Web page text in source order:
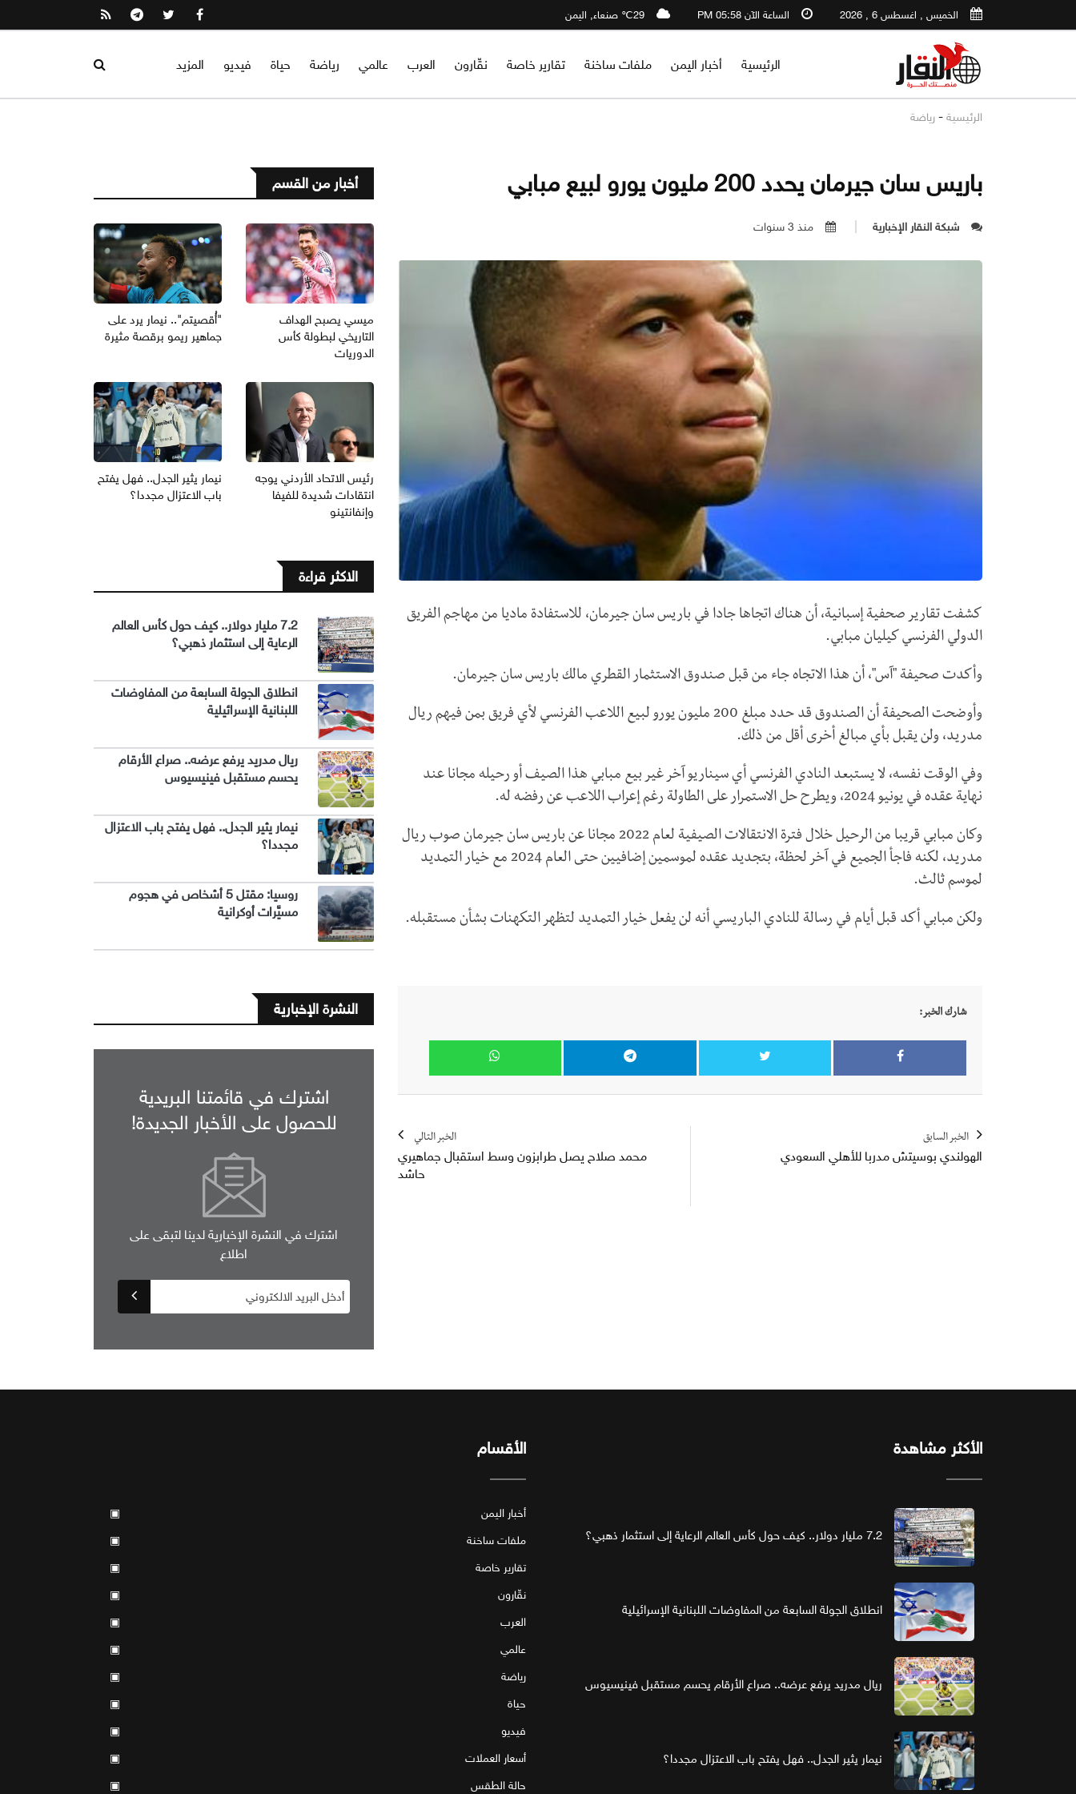
الخميس , اغسطس 6 , 2026 الساعة الآن 05:58 PM 29℃ صنعاء, اليمن
الرئيسية أخبار اليمن ملفات ساخنة تقارير خاصة نقّارون العرب عالمي رياضة حياة فيديو المزيد
الرئيسية - رياضة
باريس سان جيرمان يحدد 200 مليون يورو لبيع مبابي
شبكة النقار الإخبارية منذ 3 سنوات
كشفت تقارير صحفية إسبانية، أن هناك اتجاها جادا في باريس سان جيرمان، للاستفادة ماديا من مهاجم الفريق
الدولي الفرنسي كيليان مبابي.
وأكدت صحيفة "آس"، أن هذا الاتجاه جاء من قبل صندوق الاستثمار القطري مالك باريس سان جيرمان.
وأوضحت الصحيفة أن الصندوق قد حدد مبلغ 200 مليون يورو لبيع اللاعب الفرنسي لأي فريق بمن فيهم ريال
مدريد، ولن يقبل بأي مبالغ أخرى أقل من ذلك.
وفي الوقت نفسه، لا يستبعد النادي الفرنسي أي سيناريو آخر غير بيع مبابي هذا الصيف أو رحيله مجانا عند
نهاية عقده في يونيو 2024، ويطرح حل الاستمرار على الطاولة رغم إعراب اللاعب عن رفضه له.
وكان مبابي قريبا من الرحيل خلال فترة الانتقالات الصيفية لعام 2022 مجانا عن باريس سان جيرمان صوب ريال
مدريد، لكنه فاجأ الجميع في آخر لحظة، بتجديد عقده لموسمين إضافيين حتى العام 2024 مع خيار التمديد
لموسم ثالث.
ولكن مبابي أكد قبل أيام في رسالة للنادي الباريسي أنه لن يفعل خيار التمديد لتظهر التكهنات بشأن مستقبله.
شارك الخبر:
الخبر السابق
الهولندي بوسيتش مدربا للأهلي السعودي
الخبر التالي
محمد صلاح يصل طرابزون وسط استقبال جماهيري
حاشد
أخبار من القسم
ميسي يصبح الهداف
التاريخي لبطولة كأس
الدوريات
"أُقصيتم".. نيمار يرد على
جماهير ريمو برقصة مثيرة
رئيس الاتحاد الأردني يوجه
انتقادات شديدة للفيفا
وإنفانتينو
نيمار يثير الجدل.. فهل يفتح
باب الاعتزال مجددا؟
الاكثر قراءة
7.2 مليار دولار.. كيف حول كأس العالم
الرعاية إلى استثمار ذهبي؟
انطلاق الجولة السابعة من المفاوضات
اللبنانية الإسرائيلية
ريال مدريد يرفع عرضه.. صراع الأرقام
يحسم مستقبل فينيسيوس
نيمار يثير الجدل.. فهل يفتح باب الاعتزال
مجددا؟
روسيا: مقتل 5 أشخاص في هجوم
مسيَّرات أوكرانية
النشرة الإخبارية
اشترك في قائمتنا البريدية
للحصول على الأخبار الجديدة!
اشترك في النشرة الإخبارية لدينا لتبقى على
اطلاع
الأكثر مشاهدة
7.2 مليار دولار.. كيف حول كأس العالم الرعاية إلى استثمار ذهبي؟
انطلاق الجولة السابعة من المفاوضات اللبنانية الإسرائيلية
ريال مدريد يرفع عرضه.. صراع الأرقام يحسم مستقبل فينيسيوس
نيمار يثير الجدل.. فهل يفتح باب الاعتزال مجددا؟
الأقسام
أخبار اليمن
▣
ملفات ساخنة
▣
تقارير خاصة
▣
نقّارون
▣
العرب
▣
عالمي
▣
رياضة
▣
حياة
▣
فيديو
▣
أسعار العملات
▣
حالة الطقس
▣